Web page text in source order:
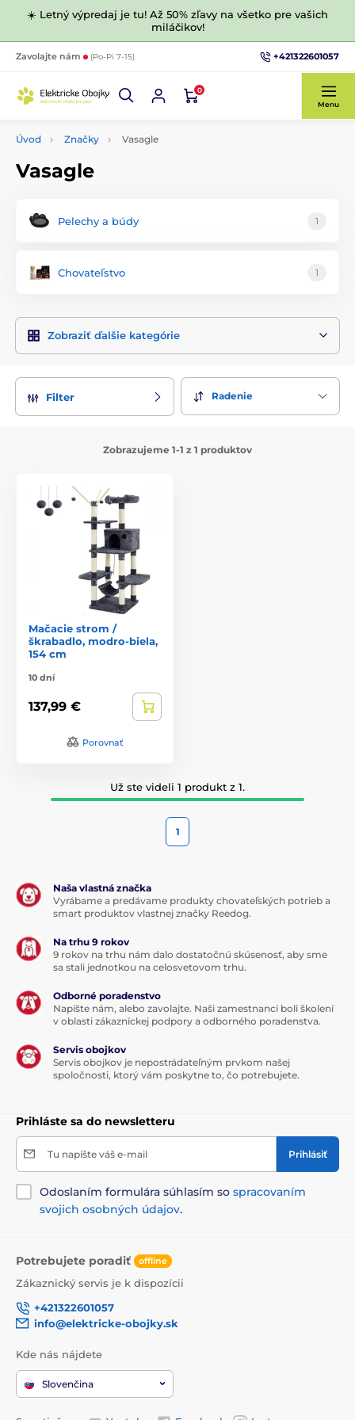
☀️ Letný výpredaj je tu! Až 50% zľavy na všetko pre vašich
miláčikov!
Zavolajte nám (Po-Pi 7-15) +421322601057
0
Menu
Úvod Značky Vasagle
Vasagle
Pelechy a búdy 1
Chovateľstvo 1
Zobraziť ďalšie kategórie
Filter Radenie
Zobrazujeme 1-1 z 1 produktov
Mačacie strom /
škrabadlo, modro-biela,
154 cm
10 dní
137,99 €
Porovnať
Už ste videli 1 produkt z 1.
1
Naša vlastná značka
Vyrábame a predávame produkty chovateľských potrieb a
smart produktov vlastnej značky Reedog.
Na trhu 9 rokov
9 rokov na trhu nám dalo dostatočnú skúsenosť, aby sme
sa stali jednotkou na celosvetovom trhu.
Odborné poradenstvo
Napíšte nám, alebo zavolajte. Naši zamestnanci boli školení
v oblasti zákazníckej podpory a odborného poradenstva.
Servis obojkov
Servis obojkov je nepostrádateľným prvkom našej
spoločnosti, ktorý vám poskytne to, čo potrebujete.
Prihláste sa do newsletteru
Tu napíšte váš e-mail Prihlásiť
Odoslaním formulára súhlasím so spracovaním
svojich osobných údajov.
Potrebujete poradiť offline
Zákaznický servis je k dispozícii
+421322601057
info@elektricke-obojky.sk
Kde nás nájdete
Slovenčina